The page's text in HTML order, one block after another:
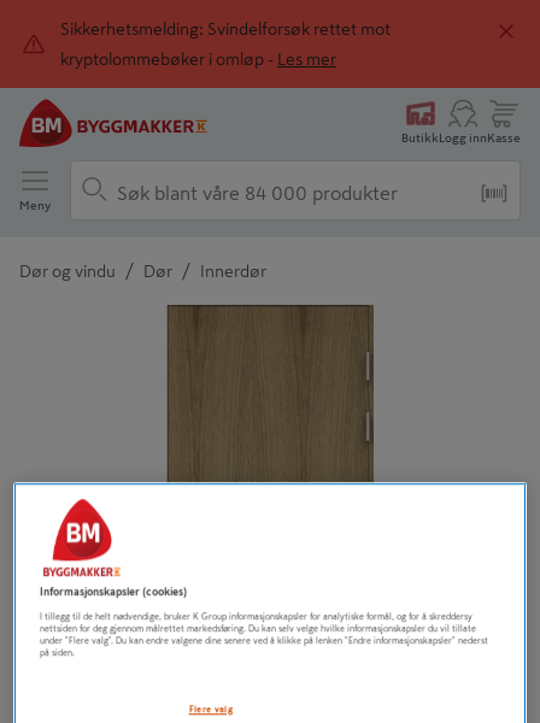
Sikkerhetsmelding: Svindelforsøk rettet mot
kryptolommebøker i omløp -
Les mer
ButikkLogg innKasse
Meny
Dør og vindu / Dør / Innerdør
Informasjonskapsler (cookies)
I tillegg til de helt nødvendige, bruker K Group informasjonskapsler for analytiske formål, og for å skreddersy
nettsiden for deg gjennom målrettet markedsføring. Du kan selv velge hvilke informasjonskapsler du vil tillate
under "Flere valg". Du kan endre valgene dine senere ved å klikke på lenken "Endre informasjonskapsler" nederst
på siden.
Flere valg